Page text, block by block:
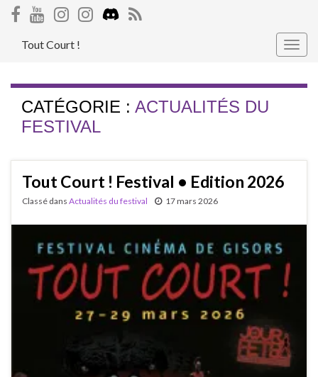
Tout Court !
CATÉGORIE : ACTUALITÉS DU
FESTIVAL
Tout Court ! Festival • Edition 2026
Classé dans Actualités du festival 17 mars 2026